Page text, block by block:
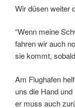
Wir düsen weiter
“Wenn meine
fahren wir auch
sie kommt,
Am Flughafen
uns die Hand
er muss auch